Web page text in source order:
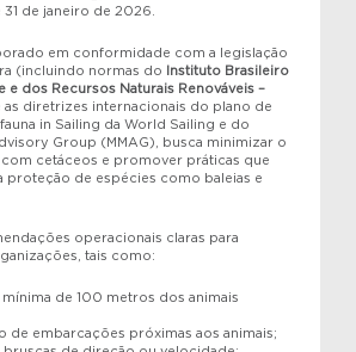
de janeiro de 2026.
em conformidade com a legislação
(incluindo normas do
Instituto Brasileiro
e dos Recursos Naturais Renováveis –
as diretrizes internacionais do plano de
in Sailing da World Sailing e do
Group (MMAG), busca minimizar o
cetáceos e promover práticas que
proteção de espécies como baleias e
operacionais claras para
tais como:
mínima de 100 metros dos animais
de embarcações próximas aos animais;